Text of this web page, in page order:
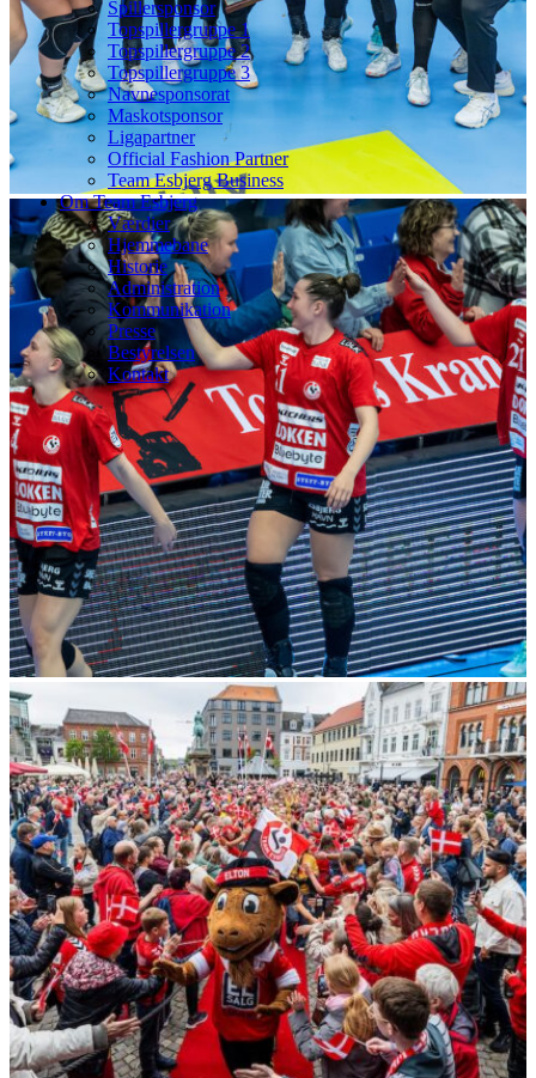
Spillersponsor
Topspillergruppe 1
Topspillergruppe 2
Topspillergruppe 3
Navnesponsorat
Maskotsponsor
Ligapartner
Official Fashion Partner
Team Esbjerg Business
Om Team Esbjerg
Værdier
Hjemmebane
Historie
Administration
Kommunikation
Presse
Bestyrelsen
Kontakt